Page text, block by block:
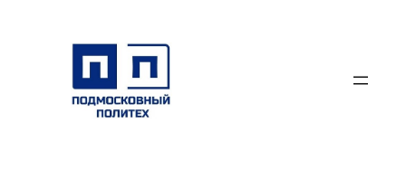
содержимому